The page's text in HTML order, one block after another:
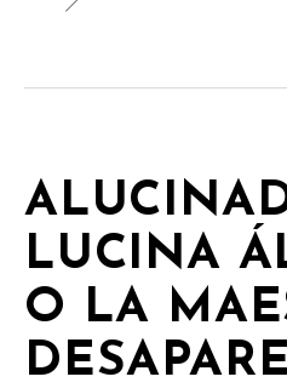
LUCINA
O LA